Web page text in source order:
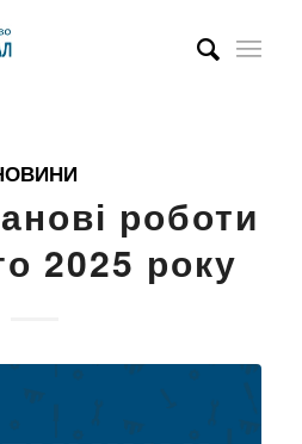
роботи
2025 року